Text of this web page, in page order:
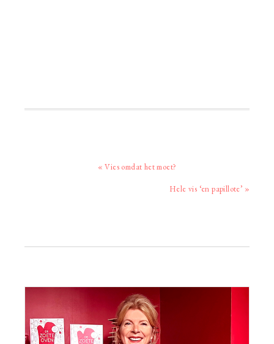
Vorig
« Vies omdat het moet?
Volgend
Hele vis ‘en papillote’ »